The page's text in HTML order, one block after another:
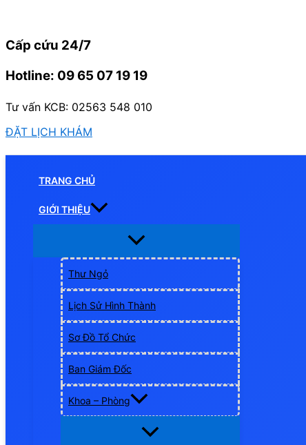
nội
Cấp cứu 24/7
Hotline: 09 65 07 19 19
Tư vấn KCB: 02563 548 010
ĐẶT LỊCH KHÁM
TRANG CHỦ
GIỚI THIỆU
Thư Ngỏ
Lịch Sử Hình Thành
Sơ Đồ Tổ Chức
Ban Giám Đốc
Khoa – Phòng